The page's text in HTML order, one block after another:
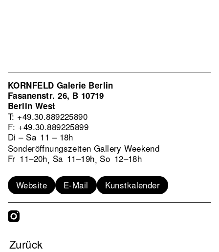
Zurück
KORNFELD Galerie Berlin
Fasanenstr. 26, B 10719
Berlin West
T: +49.30.889225890
F: +49.30.889225899
Di – Sa 11 – 18h
Sonderöffnungszeiten Gallery Weekend
Fr 11–20h, Sa 11–19h, So 12–18h
Website E-Mail Kunstkalender